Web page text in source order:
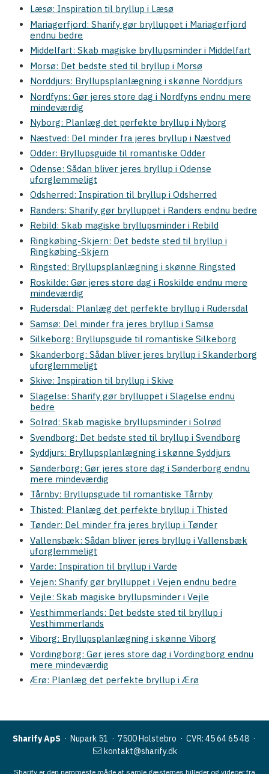
Læsø: Inspiration til bryllup i Læsø
Mariagerfjord: Sharify gør brylluppet i Mariagerfjord
endnu bedre
Middelfart: Skab magiske bryllupsminder i Middelfart
Morsø: Det bedste sted til bryllup i Morsø
Norddjurs: Bryllupsplanlægning i skønne Norddjurs
Nordfyns: Gør jeres store dag i Nordfyns endnu mere
mindeværdig
Nyborg: Planlæg det perfekte bryllup i Nyborg
Næstved: Del minder fra jeres bryllup i Næstved
Odder: Bryllupsguide til romantiske Odder
Odense: Sådan bliver jeres bryllup i Odense
uforglemmeligt
Odsherred: Inspiration til bryllup i Odsherred
Randers: Sharify gør brylluppet i Randers endnu bedre
Rebild: Skab magiske bryllupsminder i Rebild
Ringkøbing-Skjern: Det bedste sted til bryllup i
Ringkøbing-Skjern
Ringsted: Bryllupsplanlægning i skønne Ringsted
Roskilde: Gør jeres store dag i Roskilde endnu mere
mindeværdig
Rudersdal: Planlæg det perfekte bryllup i Rudersdal
Samsø: Del minder fra jeres bryllup i Samsø
Silkeborg: Bryllupsguide til romantiske Silkeborg
Skanderborg: Sådan bliver jeres bryllup i Skanderborg
uforglemmeligt
Skive: Inspiration til bryllup i Skive
Slagelse: Sharify gør brylluppet i Slagelse endnu
bedre
Solrød: Skab magiske bryllupsminder i Solrød
Svendborg: Det bedste sted til bryllup i Svendborg
Syddjurs: Bryllupsplanlægning i skønne Syddjurs
Sønderborg: Gør jeres store dag i Sønderborg endnu
mere mindeværdig
Tårnby: Bryllupsguide til romantiske Tårnby
Thisted: Planlæg det perfekte bryllup i Thisted
Tønder: Del minder fra jeres bryllup i Tønder
Vallensbæk: Sådan bliver jeres bryllup i Vallensbæk
uforglemmeligt
Varde: Inspiration til bryllup i Varde
Vejen: Sharify gør brylluppet i Vejen endnu bedre
Vejle: Skab magiske bryllupsminder i Vejle
Vesthimmerlands: Det bedste sted til bryllup i
Vesthimmerlands
Viborg: Bryllupsplanlægning i skønne Viborg
Vordingborg: Gør jeres store dag i Vordingborg endnu
mere mindeværdig
Ærø: Planlæg det perfekte bryllup i Ærø
Sharify ApS· Nupark 51 · 7500 Holstebro · CVR: 45 64 65 48·
kontakt@sharify.dk
Sharify er den nemmeste måde at samle gæsternes billeder og videoer fra